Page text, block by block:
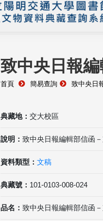
致中央日報
首頁 簡易查詢 致中央日
典藏地： 交大校區
說明： 致中央日報編輯部信函
資料類型： 文稿
典藏號： 101-0103-008-024
品名： 致中央日報編輯部信函